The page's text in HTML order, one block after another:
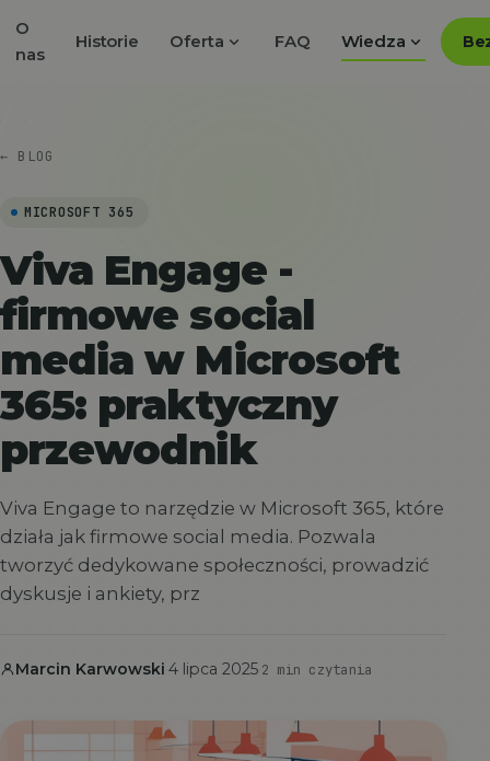
O
nas
Historie Oferta expand_more FAQ Wiedza expand_more
← BLOG
MICROSOFT 365
Viva Engage -
firmowe social
media w Microsoft
365: praktyczny
przewodnik
Viva Engage to narzędzie w Microsoft 365, które
działa jak firmowe social media. Pozwala
tworzyć dedykowane społeczności, prowadzić
dyskusje i ankiety, prz
Marcin Karwowski 4 lipca 2025 2 min czytania